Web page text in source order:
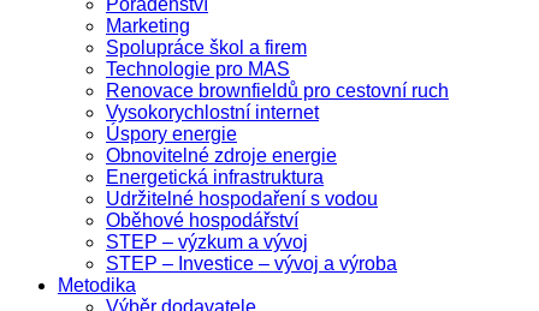
Poradenství
Marketing
Spolupráce škol a firem
Technologie pro MAS
Renovace brownfieldů pro cestovní ruch
Vysokorychlostní internet
Úspory energie
Obnovitelné zdroje energie
Energetická infrastruktura
Udržitelné hospodaření s vodou
Oběhové hospodářství
STEP – výzkum a vývoj
STEP – Investice – vývoj a výroba
Metodika
Výběr dodavatele